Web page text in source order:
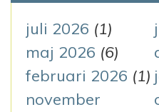
t
e
r
:
juli 2026 (1)
maj 2026 (6)
februari 2026 (1)
november